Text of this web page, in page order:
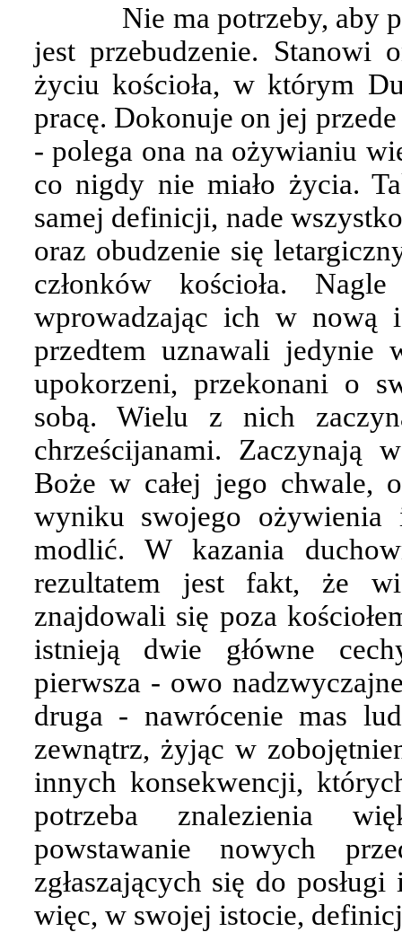
Nie ma potrzeby, aby
jest przebudzenie. Stanowi
życiu kościoła, w którym
pracę. Dokonuje on jej
- polega ona na ożywianiu
co nigdy nie miało życia.
samej definicji, nade
oraz obudzenie się
członków kościoła.
wprowadzając ich w nową
przedtem uznawali jedynie
upokorzeni, przekonani o
sobą. Wielu z nich
chrześcijanami. Zaczynają
Boże w całej jego chwale,
wyniku swojego
modlić. W kazania
rezultatem jest fakt, że
znajdowali się poza
istnieją dwie główne
pierwsza - owo
druga - nawrócenie mas
zewnątrz, żyjąc w
innych konsekwencji,
potrzeba znalezienia
powstawanie nowych
zgłaszających się do
więc, w swojej istocie,